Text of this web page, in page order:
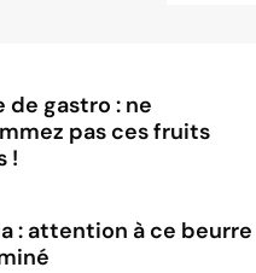
de gastro : ne
pas ces fruits
!
: attention à ce beurre